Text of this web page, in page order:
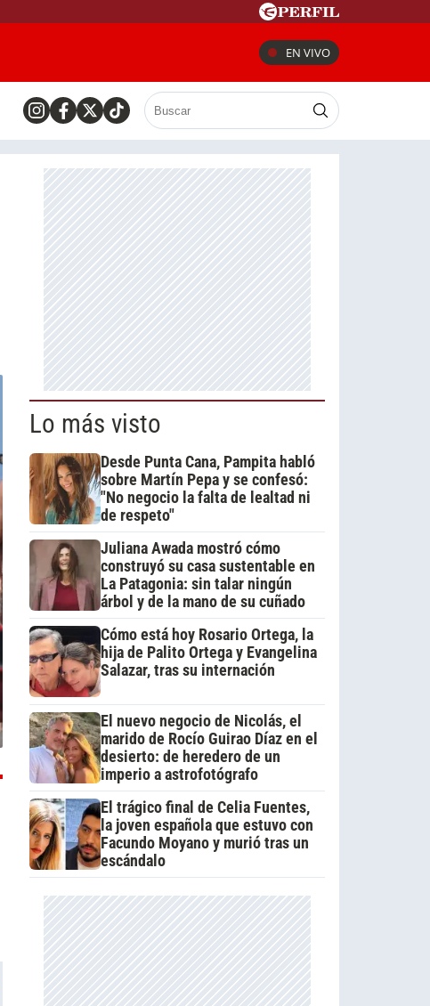
EN VIVO
Lo más visto
Desde Punta Cana, Pampita habló
sobre Martín Pepa y se confesó:
"No negocio la falta de lealtad ni
de respeto"
Juliana Awada mostró cómo
construyó su casa sustentable en
La Patagonia: sin talar ningún
árbol y de la mano de su cuñado
Cómo está hoy Rosario Ortega, la
hija de Palito Ortega y Evangelina
Salazar, tras su internación
El nuevo negocio de Nicolás, el
marido de Rocío Guirao Díaz en el
desierto: de heredero de un
imperio a astrofotógrafo
El trágico final de Celia Fuentes,
la joven española que estuvo con
Facundo Moyano y murió tras un
escándalo